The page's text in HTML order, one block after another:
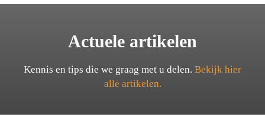
Actuele artikelen
Kennis en tips die we graag met u delen. Bekijk hier
alle artikelen.